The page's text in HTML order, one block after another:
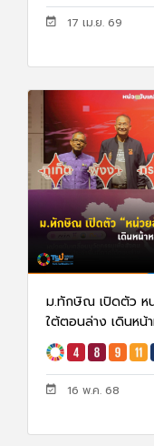
17 เม.ย. 69
ม.ทักษิณ เปิดตัว ห
ใต้ตอนล่าง เดินหน้
16 พ.ค. 68